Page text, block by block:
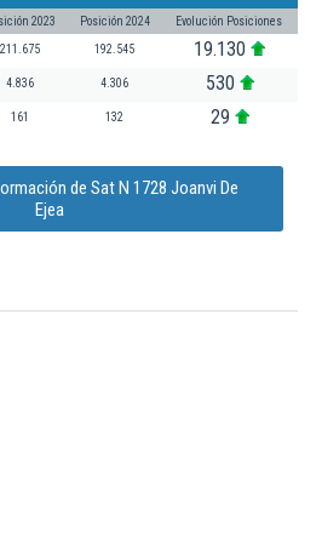
2023 Posición 2024 Evolución Posiciones
211.675 192.545 19.130
4.836 4.306 530
161 132 29
de Sat N 1728 Joanvi De
Ejea